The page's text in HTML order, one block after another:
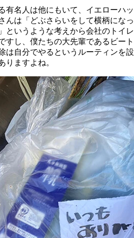
有名人は他にもいて、イエローハッ
んは「どぶさらいをして横柄になっ
というような考えから会社のトイレ
すし、僕たちの大先輩であるビート
は自分でやるというルーティンを設
りますよね。